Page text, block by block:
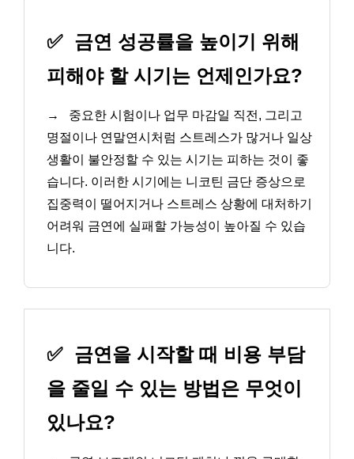
✅ 금연 성공률을 높이기 위해
피해야 할 시기는 언제인가요?
→
중요한 시험이나 업무 마감일 직전, 그리고
명절이나 연말연시처럼 스트레스가 많거나 일상
생활이 불안정할 수 있는 시기는 피하는 것이 좋
습니다. 이러한 시기에는 니코틴 금단 증상으로
집중력이 떨어지거나 스트레스 상황에 대처하기
어려워 금연에 실패할 가능성이 높아질 수 있습
니다.
✅ 금연을 시작할 때 비용 부담
을 줄일 수 있는 방법은 무엇이
있나요?